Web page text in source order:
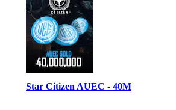
Star Citizen AUEC - 40M